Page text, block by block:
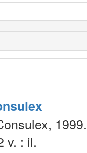
1999.
v. : il.